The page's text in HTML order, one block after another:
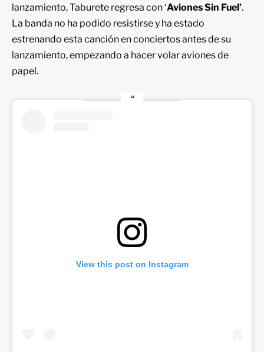
lanzamiento, Taburete regresa con ‘Aviones Sin Fuel’.
La banda no ha podido resistirse y ha estado
estrenando esta canción en conciertos antes de su
lanzamiento, empezando a hacer volar aviones de
papel.
View this post on Instagram